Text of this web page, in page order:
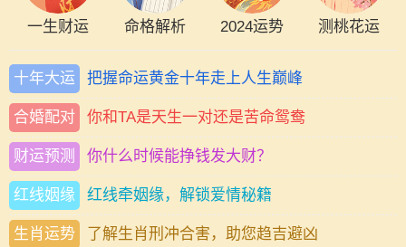
一生财运 命格解析 2024运势 测桃花运
十年大运 把握命运黄金十年走上人生巅峰
合婚配对 你和TA是天生一对还是苦命鸳鸯
财运预测 你什么时候能挣钱发大财？
红线姻缘 红线牵姻缘，解锁爱情秘籍
生肖运势 了解生肖刑冲合害，助您趋吉避凶
在命理学中，每个人的生日都承载着